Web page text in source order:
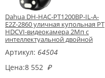
Dahua DH-HAC-PT1200BP-IL-A-
E2Z-2860 уличная купольная PT
HDCVI-видеокамера 2Мп с
интеллектуальной двойной
Артикул: 64504
Цена:8 552 ₽